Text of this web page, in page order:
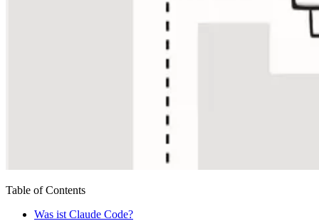
Table of Contents
Was ist Claude Code?